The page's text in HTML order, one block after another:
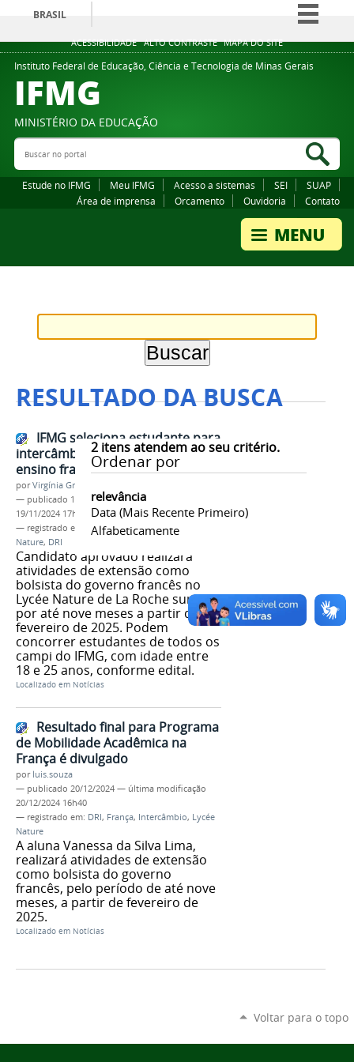
ACESSIBILIDADE ALTO CONTRASTE MAPA DO SITE
BRASIL
Simplifique!
Comunica BR
Legislação
Instituto Federal de Educação, Ciência e Tecnologia de Minas Gerais
IFMG
MINISTÉRIO DA EDUCAÇÃO
Buscar no portal
Estude no IFMG Meu IFMG Acesso a sistemas SEI
SUAP
Área de imprensa
Orcamento Ouvidoria Contato
RESULTADO DA BUSCA
2itens atendem ao seu critério.
Ordenar por
relevância
Data (mais Recente Primeiro)
Alfabeticamente
IFMG seleciona estudante para
intercâmbio em instituição de
ensino francesa
porVirgínia Graziela Fonseca Barbosa
— publicado 13/11/2024—última modificação
19/11/2024 17h17
— registrado em:
Intercâmbio,França,Lycée
Nature, DRI
Candidato aprovado realizará
atividades de extensão como
bolsista do governo francês no
Lycée Nature de La Roche sur Yon,
por até nove meses a partir de
fevereiro de 2025. Podem
concorrer estudantes de todos os
campi do IFMG, com idade entre
18 e 25 anos, conforme edital.
Localizado em Notícias
Resultado final para Programa
de Mobilidade Acadêmica na
França é divulgado
por luis.souza
— publicado 20/12/2024 — última modificação
20/12/2024 16h40
— registrado em: DRI, França, Intercâmbio, Lycée
Nature
A aluna Vanessa da Silva Lima,
realizará atividades de extensão
como bolsista do governo
francês, pelo período de até nove
meses, a partir de fevereiro de
2025.
Localizado em Notícias
Voltar para o topo